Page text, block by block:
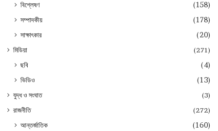
বিশ্লেষণ
(158)
সম্পাদকীয়
(178)
সাক্ষাৎকার
(20)
মিডিয়া (271)
ছবি
(4)
ভিডিও
(13)
যুদ্ধ ও সংঘাত
(3)
রাজনীতি
(272)
আন্তর্জাতিক (160)